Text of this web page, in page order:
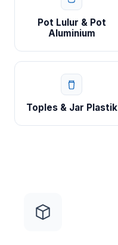
Pot Lulur & Pot
Aluminium
Toples & Jar Plastik